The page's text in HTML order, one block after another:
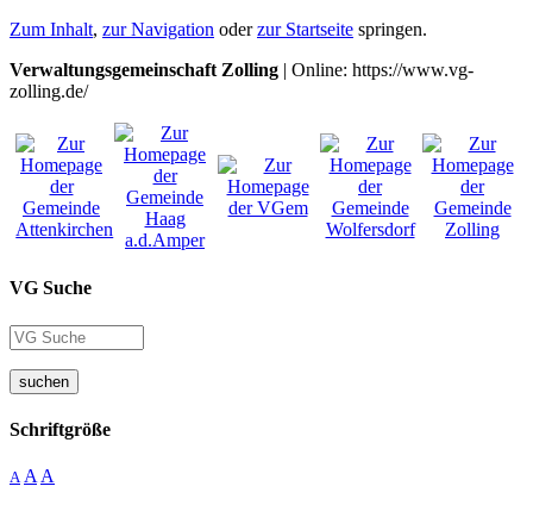
Zum Inhalt, zur Navigation oderzur Startseite springen.
Verwaltungsgemeinschaft Zolling | Online: https://www.vg-
zolling.de/
VG Suche
suchen
Schriftgröße
A A A